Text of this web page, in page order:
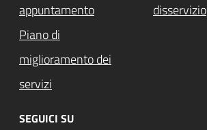
appuntamento
disservizio
Piano di
miglioramento dei
servizi
SEGUICI SU